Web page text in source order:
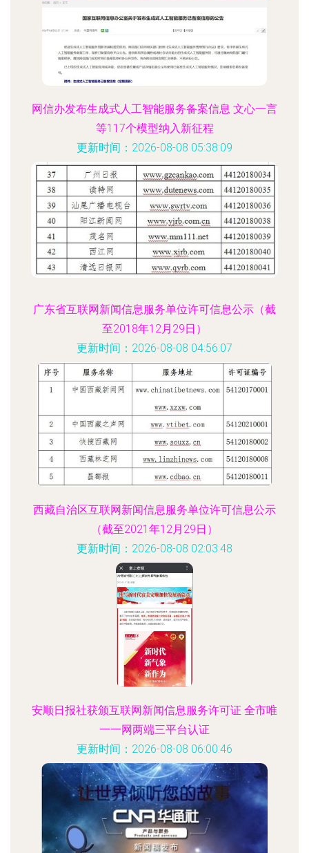
网信办发布生成式人工智能服务备案信息 文心一言
等117个模型纳入新征程
更新时间：2026-08-08 05:38:09
广东省互联网新闻信息服务单位许可信息公示（截
至2018年12月29日）
更新时间：2026-08-08 04:56:07
西藏自治区互联网新闻信息服务单位许可信息公示
（截至2021年12月29日）
更新时间：2026-08-08 02:03:48
安顺日报社获颁互联网新闻信息服务许可证 全市唯
一一网两端三平台认证
更新时间：2026-08-08 06:00:46